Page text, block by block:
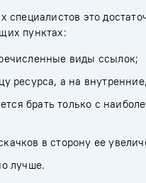
это
пунктах:
виды ссылок;
ресурса, а на
брать только с
в сторону ее
лучше.